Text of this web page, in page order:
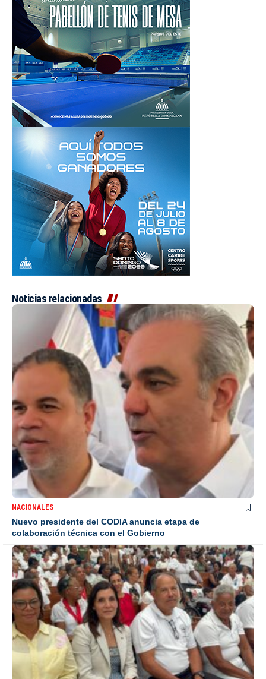
Noticias relacionadas
NACIONALES
Nuevo presidente del CODIA anuncia etapa de
colaboración técnica con el Gobierno